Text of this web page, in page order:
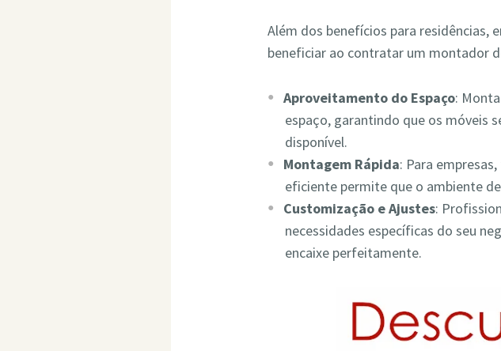
Além dos benefícios para residências,
beneficiar ao contratar um montador
Aproveitamento do Espaço:
espaço, garantindo que os móveis
disponível.
Montagem Rápida: Para
eficiente permite que o ambiente
Customização e Ajustes:
necessidades específicas do seu
encaixe perfeitamente.